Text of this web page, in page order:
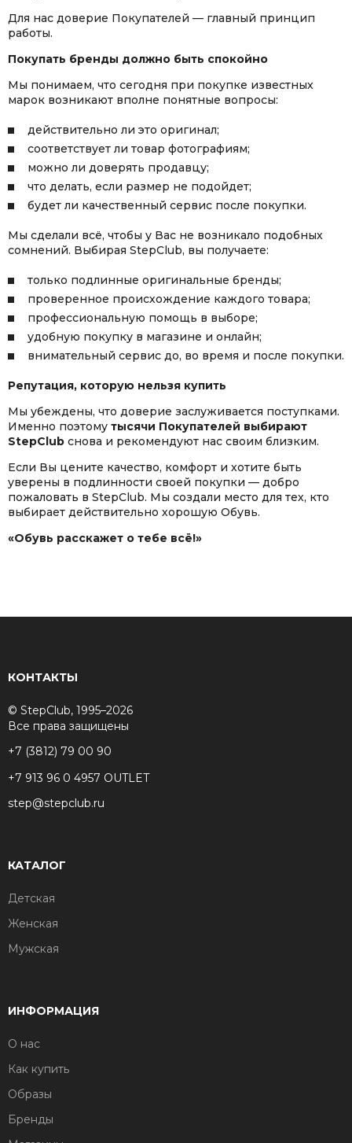
Для нас доверие Покупателей — главный принцип
работы.
Покупать бренды должно быть спокойно
Мы понимаем, что сегодня при покупке известных
марок возникают вполне понятные вопросы:
действительно ли это оригинал;
соответствует ли товар фотографиям;
можно ли доверять продавцу;
что делать, если размер не подойдет;
будет ли качественный сервис после покупки.
Мы сделали всё, чтобы у Вас не возникало подобных
сомнений. Выбирая StepClub, вы получаете:
только подлинные оригинальные бренды;
проверенное происхождение каждого товара;
профессиональную помощь в выборе;
удобную покупку в магазине и онлайн;
внимательный сервис до, во время и после покупки.
Репутация, которую нельзя купить
Мы убеждены, что доверие заслуживается поступками.
Именно поэтому тысячи Покупателей выбирают
StepClub снова и рекомендуют нас своим близким.
Если Вы цените качество, комфорт и хотите быть
уверены в подлинности своей покупки — добро
пожаловать в StepClub. Мы создали место для тех, кто
выбирает действительно хорошую Обувь.
«Обувь расскажет о тебе всё!»
КОНТАКТЫ
© StepClub, 1995–2026
Все права защищены
+7 (3812) 79 00 90
+7 913 96 0 4957 OUTLET
step@stepclub.ru
КАТАЛОГ
Детская
Женская
Мужская
ИНФОРМАЦИЯ
О нас
Как купить
Образы
Бренды